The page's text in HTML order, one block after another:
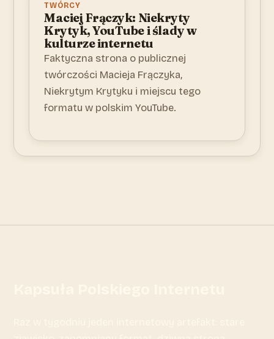
TWÓRCY
Maciej Frączyk: Niekryty
Krytyk, YouTube i ślady w
kulturze internetu
Faktyczna strona o publicznej
twórczości Macieja Frączyka,
Niekrytym Krytyku i miejscu tego
formatu w polskim YouTube.